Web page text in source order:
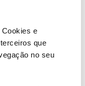
e
que
no seu